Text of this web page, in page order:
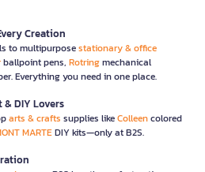
Creation
to multipurposestationary & office
ballpoint pens, Rotringmechanical
Everything you need in one place.
DIY Lovers
arts & crafts supplies likeColleencolored
MARTEDIY kits—only at B2S.